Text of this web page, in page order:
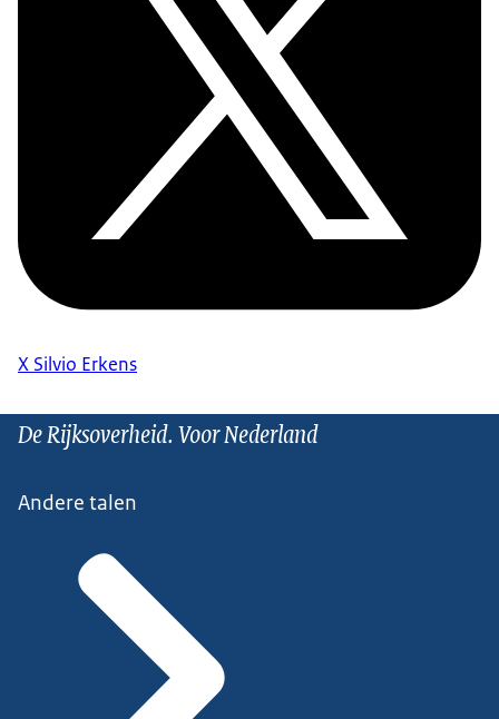
X Silvio Erkens
De Rijksoverheid. Voor Nederland
Andere talen